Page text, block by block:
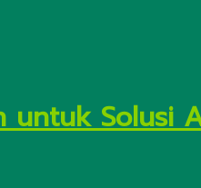
untuk Solusi